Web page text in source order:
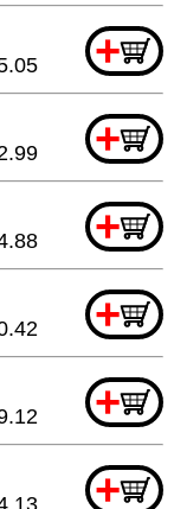
+
+
+
+
+
+